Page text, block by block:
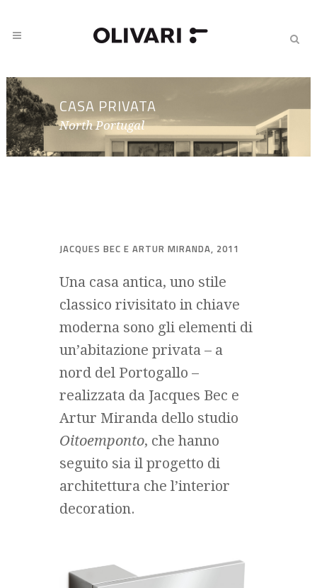
CASA PRIVATA
North Portugal
JACQUES BEC E ARTUR MIRANDA, 2011
Una casa antica, uno stile
classico rivisitato in chiave
moderna sono gli elementi di
un’abitazione privata – a
nord del Portogallo –
realizzata da Jacques Bec e
Artur Miranda dello studio
Oitoemponto, che hanno
seguito sia il progetto di
architettura che l’interior
decoration.